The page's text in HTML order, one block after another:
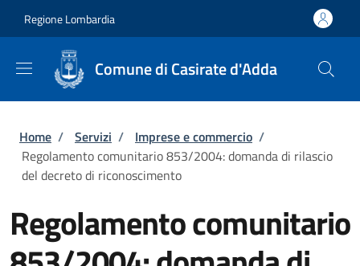
Regione Lombardia
Comune di Casirate d'Adda
Briciole di pane
Home / Servizi / Imprese e commercio /
Regolamento comunitario 853/2004: domanda di rilascio
del decreto di riconoscimento
Regolamento comunitario